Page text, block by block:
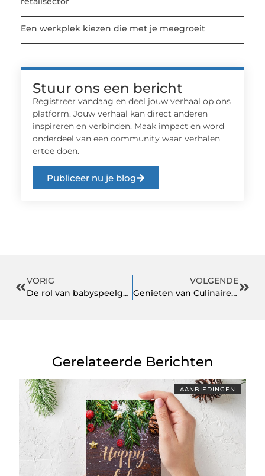
Een werkplek kiezen die met je meegroeit
Stuur ons een bericht
Registreer vandaag en deel jouw verhaal op ons
platform. Jouw verhaal kan direct anderen
inspireren en verbinden. Maak impact en word
onderdeel van een community waar verhalen
ertoe doen.
Publiceer nu je blog
VORIG
De rol van babyspeelgoed in ontwikkeling
VOLGENDE
Genieten van Culinaire Pracht in Alphen aan den Rijn
Gerelateerde Berichten
AANBIEDINGEN